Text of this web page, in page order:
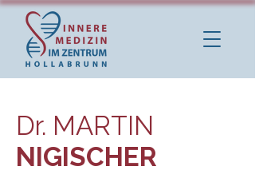
Dr. MARTIN
NIGISCHER